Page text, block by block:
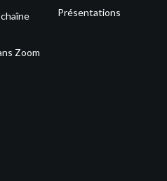
Zoom
Présentations